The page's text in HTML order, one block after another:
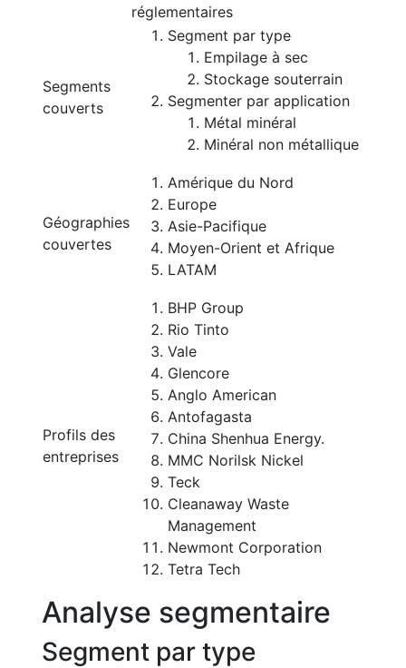
réglementaires
Segments
couverts
Segment par type
Empilage à sec
Stockage souterrain
Segmenter par application
Métal minéral
Minéral non métallique
Géographies
couvertes
Amérique du Nord
Europe
Asie-Pacifique
Moyen-Orient et Afrique
LATAM
Profils des
entreprises
BHP Group
Rio Tinto
Vale
Glencore
Anglo American
Antofagasta
China Shenhua Energy.
MMC Norilsk Nickel
Teck
Cleanaway Waste
Management
Newmont Corporation
Tetra Tech
Analyse segmentaire
Segment par type